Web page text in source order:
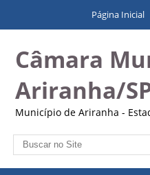
Página Inicial
Câmara
Ariranha/
Município de Ariranha -
Busca